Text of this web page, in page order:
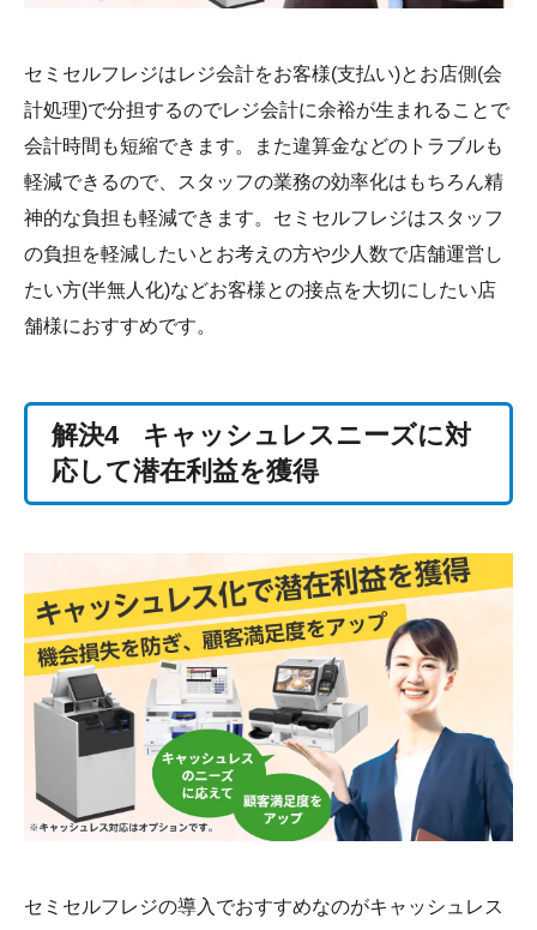
セミセルフレジはレジ会計をお客様(支払い)とお店側(会
計処理)で分担するのでレジ会計に余裕が生まれることで
会計時間も短縮できます。また違算金などのトラブルも
軽減できるので、スタッフの業務の効率化はもちろん精
神的な負担も軽減できます。セミセルフレジはスタッフ
の負担を軽減したいとお考えの方や少人数で店舗運営し
たい方(半無人化)などお客様との接点を大切にしたい店
舗様におすすめです。
解決4
キャッシュレスニーズに対
応して潜在利益を獲得
セミセルフレジの導入でおすすめなのがキャッシュレス